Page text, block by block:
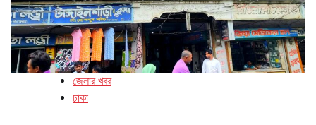
জেলার খবর
ঢাকা